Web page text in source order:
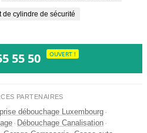
de cylindre de sécurité
55 50 OUVERT !
PARTENAIRES
débouchage Luxembourg ·
· Débouchage Canalisation ·